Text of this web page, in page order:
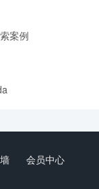
案例
会员中心